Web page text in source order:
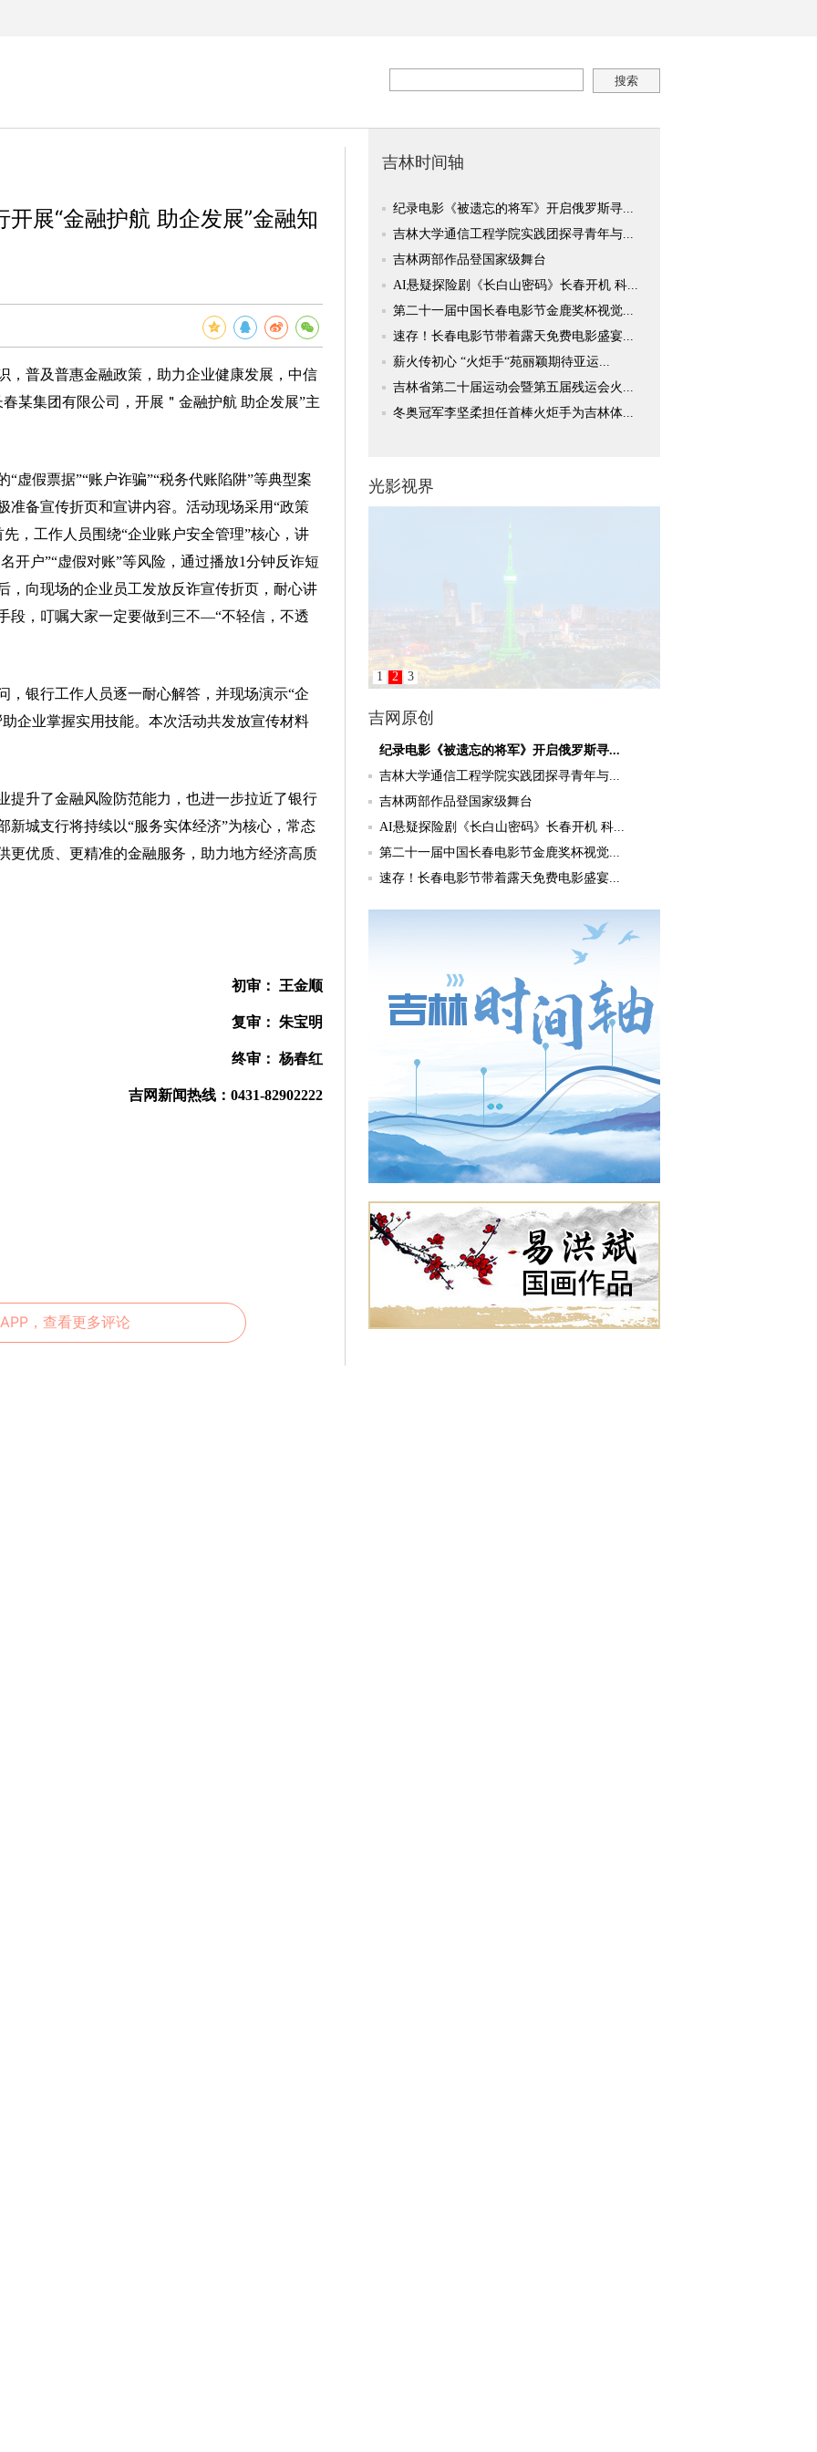
展“金融护航 助企发展”金融知
普及普惠金融政策，助力企业健康发展，中信
某集团有限公司，开展＂金融护航 助企发展”主
假票据”“账户诈骗”“税务代账陷阱”等典型案
准备宣传折页和宣讲内容。活动现场采用“政策
，工作人员围绕“企业账户安全管理”核心，讲
开户”“虚假对账”等风险，通过播放1分钟反诈短
，向现场的企业员工发放反诈宣传折页，耐心讲
段，叮嘱大家一定要做到三不—“不轻信，不透
行工作人员逐一耐心解答，并现场演示“企
企业掌握实用技能。本次活动共发放宣传材料
升了金融风险防范能力，也进一步拉近了银行
新城支行将持续以“服务实体经济”为核心，常态
更优质、更精准的金融服务，助力地方经济高质
初审： 王金顺
复审： 朱宝明
终审： 杨春红
吉网新闻热线：0431-82902222
，查看更多评论